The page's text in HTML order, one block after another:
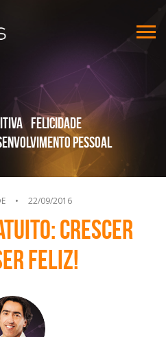
Felicidade
Pessoal
• 22/09/2016
Crescer
Feliz!